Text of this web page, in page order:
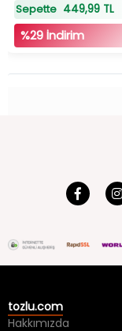
Sepette 449,99 TL
%29 İndirim
tozlu.com
Hakkımızda